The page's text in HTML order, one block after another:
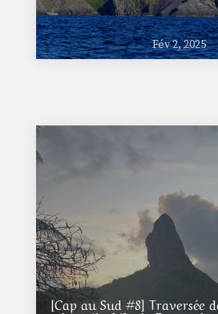
Fév 2, 2025
[Cap au Sud #8] Traversée